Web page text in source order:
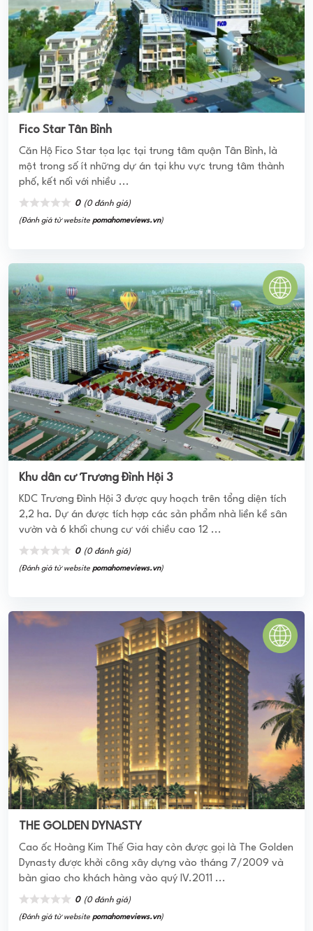
Fico Star Tân Bình
Căn Hộ Fico Star tọa lạc tại trung tâm quận Tân Bình, là
một trong số ít những dự án tại khu vực trung tâm thành
phố, kết nối với nhiều ...
0 (0 đánh giá)
(Đánh giá từ website pomahomeviews.vn)
Khu dân cư Ƭrương Đình Hội 3
KDC Trương Đình Hội 3 được quy hoạch trên tổng diện tích
2,2 ha. Dự án được tích hợp các sản phẩm nhà liền kề sân
vườn và 6 khối chung cư với chiều cao 12 ...
0 (0 đánh giá)
(Đánh giá từ website pomahomeviews.vn)
THE GOLDEN DYNASTY
Cao ốc Hoàng Kim Thế Gia hay còn được gọi là The Golden
Dynasty được khởi công xây dựng vào tháng 7/2009 và
bàn giao cho khách hàng vào quý IV.2011 ...
0 (0 đánh giá)
(Đánh giá từ website pomahomeviews.vn)